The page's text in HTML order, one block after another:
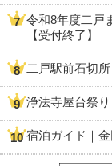
令和8年度二戸
【受付終了】
二戸駅前石切
浄法寺屋台祭
宿泊ガイド｜